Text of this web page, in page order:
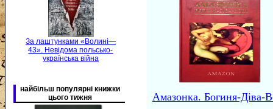
За лаштунками «Волині—
43». Невідома польсько-
українська війна
найбільш популярні книжки
цього тижня
Амазонка. Богиня-Діва-